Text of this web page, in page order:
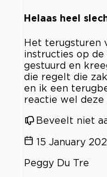
Helaas heel
Het terugsturen
instructies op
gestuurd en
die regelt die
en ik een
reactie wel
Beveelt niet
15 January
Peggy Du Tre